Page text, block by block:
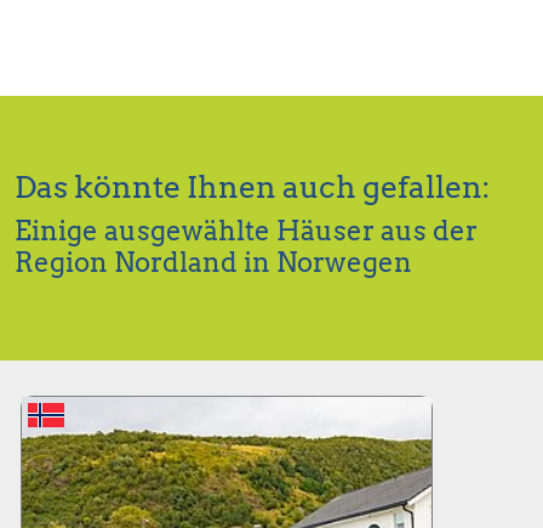
Das könnte Ihnen auch gefallen:
Einige ausgewählte Häuser aus der
Region Nordland in Norwegen